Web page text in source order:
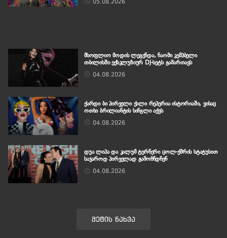
მსოფლიო მოდის ლეგენდა, ნაომი კემპბელი
თბილისში ექსკლუზიურ DJ-სეტს გამართავს
04.08.2026
ქარდი ბი პირველი ქალი რეპერია ისტორიაში, ვისაც
ოთხი ბრილიანტის სინგლი აქვს
04.08.2026
დუა ლიპა და კალუმ ტერნერი ცოლ-ქმრის სტატუსით
საჯაროდ პირველად გამოჩნდნენ
04.08.2026
მეტის ნახვა